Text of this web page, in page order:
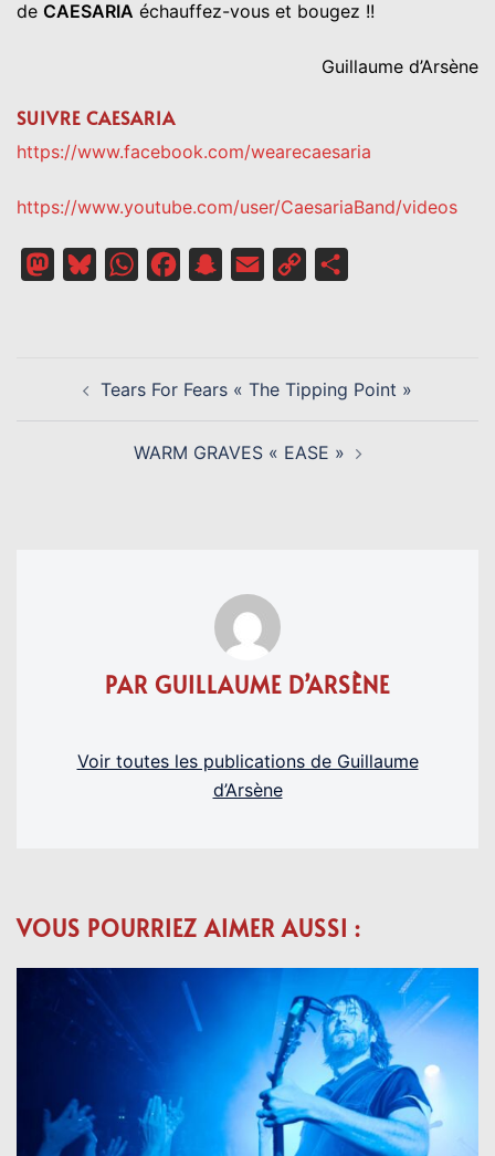
de CAESARIA échauffez-vous et bougez !!
Guillaume d’Arsène
SUIVRE CAESARIA
https://www.facebook.com/wearecaesaria
https://www.youtube.com/user/CaesariaBand/videos
MastodonBlueskyWhatsAppFacebookSnapchat
Email
Copy
D’ARTICLETears For Fears « The Tipping Point »
WARM GRAVES « EASE »
PAR GUILLAUME D’ARSÈNE
Voir toutes les publications de Guillaume
d’Arsène
VOUS POURRIEZ AIMER AUSSI :